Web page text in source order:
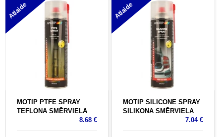
Atlaide
MOTIP PTFE SPRAY
TEFLONA SMĒRVIELA
8.68 €
Atlaide
MOTIP SILICONE SPRAY
SILIKONA SMĒRVIELA
7.04 €